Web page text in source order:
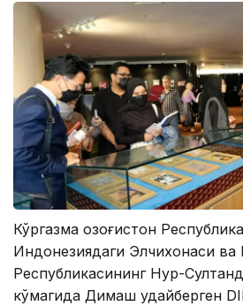
Кўргазма Қозоғистон
Индонезиядаги Элчихонаси ва
Республикасининг Нур-
кўмагида Димаш Қудайберген